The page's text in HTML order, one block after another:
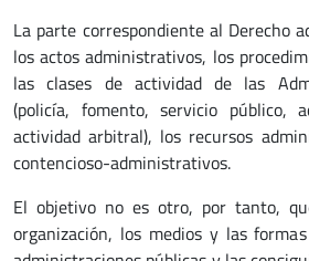
La parte correspondiente al Derecho
los actos administrativos, los
las clases de actividad de las
(policía, fomento, servicio público,
actividad arbitral), los recursos
contencioso-administrativos.
El objetivo no es otro, por tanto,
organización, los medios y las